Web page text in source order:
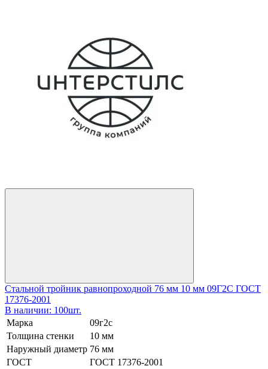
Стальной тройник равнопроходной 76 мм 10 мм 09Г2С ГОСТ
17376-2001
В наличии: 100шт.
Марка
09г2с
Толщина стенки
10 мм
Наружный диаметр 76 мм
ГОСТ
ГОСТ 17376-2001